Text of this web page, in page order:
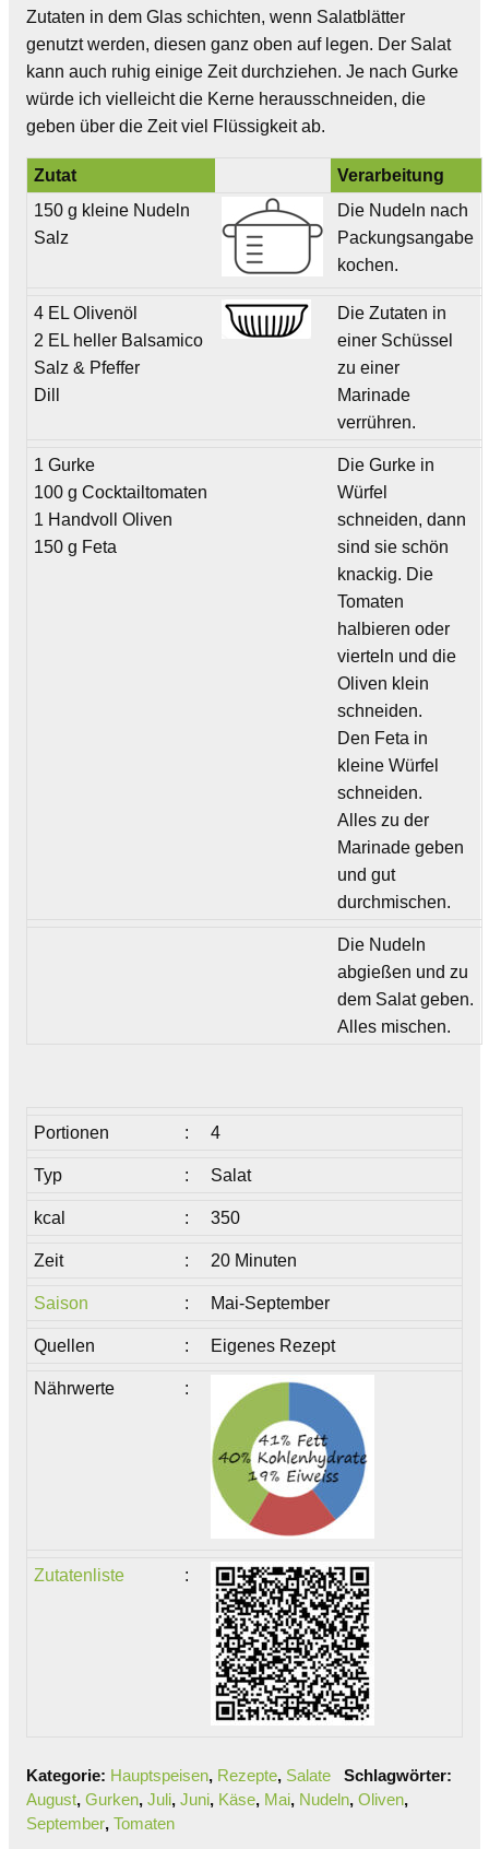
Zutaten in dem Glas schichten, wenn Salatblätter
genutzt werden, diesen ganz oben auf legen. Der Salat
kann auch ruhig einige Zeit durchziehen. Je nach Gurke
würde ich vielleicht die Kerne herausschneiden, die
geben über die Zeit viel Flüssigkeit ab.
Zutat
Verarbeitung
150 g kleine Nudeln
Salz
Die Nudeln nach
Packungsangabe
kochen.
4 EL Olivenöl
2 EL heller Balsamico
Salz & Pfeffer
Dill
Die Zutaten in
einer Schüssel
zu einer
Marinade
verrühren.
1 Gurke
100 g Cocktailtomaten
1 Handvoll Oliven
150 g Feta
Die Gurke in
Würfel
schneiden, dann
sind sie schön
knackig. Die
Tomaten
halbieren oder
vierteln und die
Oliven klein
schneiden.
Den Feta in
kleine Würfel
schneiden.
Alles zu der
Marinade geben
und gut
durchmischen.
Die Nudeln
abgießen und zu
dem Salat geben.
Alles mischen.
Portionen : 4
Typ : Salat
kcal : 350
Zeit : 20 Minuten
Saison : Mai-September
Quellen : Eigenes Rezept
Nährwerte :
Zutatenliste :
Kategorie: Hauptspeisen, Rezepte, Salate
Schlagwörter:
August, Gurken, Juli, Juni, Käse, Mai, Nudeln, Oliven,
September, Tomaten